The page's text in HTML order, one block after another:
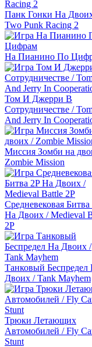
Панк Гонки На
Two Punk Racing 2
На Пианино По
Том И Джерри В
Сотрудничестве /
And Jerry In
Миссия Зомби на
Zombie Mission
Средневековая Битва
На Двоих / Medieval
2P
Танковый Беспредел
Двоих / Tank Mayhem
Трюки Летающих
Автомобилей / Fly
Stunt